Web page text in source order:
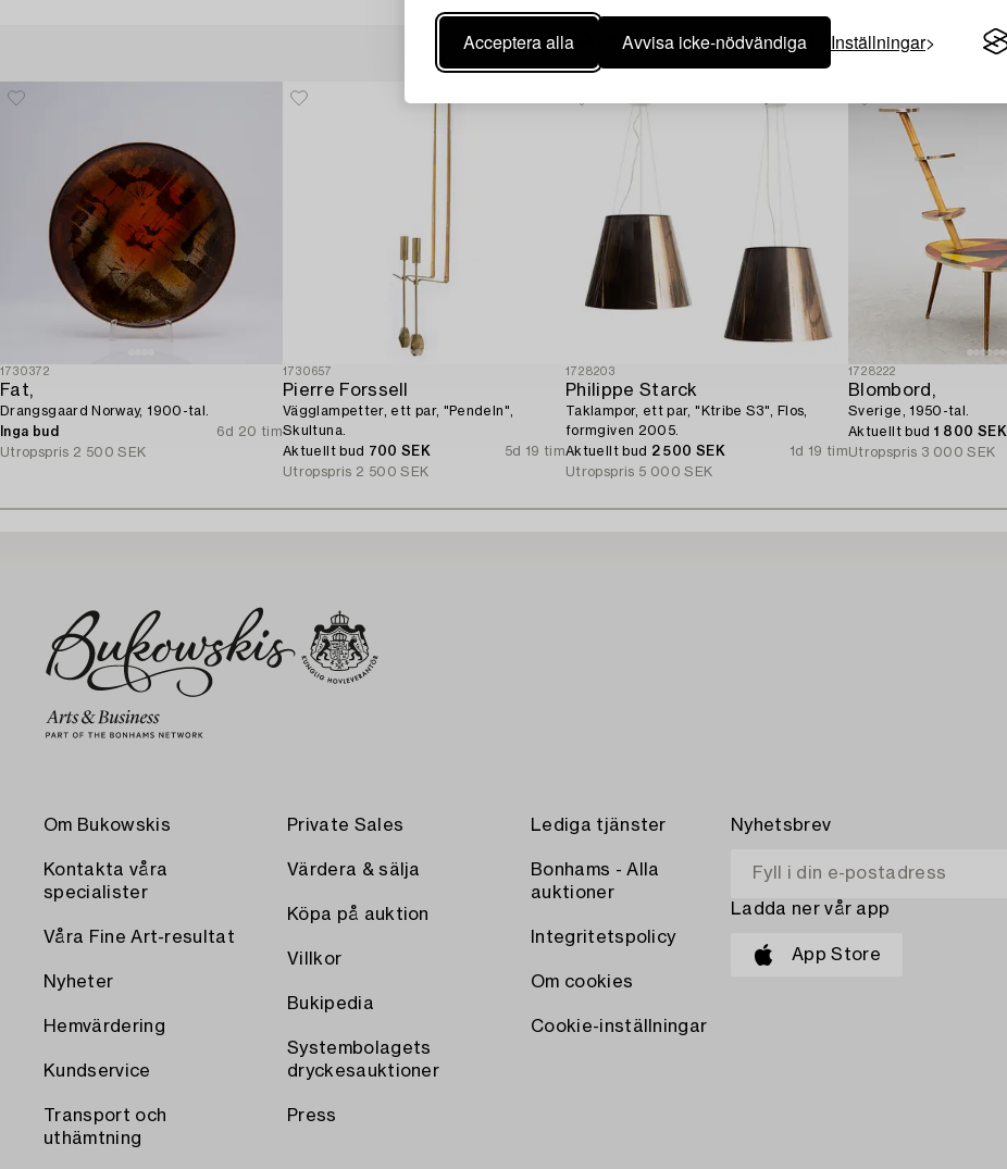
Acceptera alla Avvisa icke-nödvändiga Inställningar
Andra har även tittat på
1730372
Fat,
Drangsgaard Norway, 1900-tal.
Inga bud
6d 20 tim
Utropspris 2 500 SEK
1730657
Pierre Forssell
Vägglampetter, ett par, "Pendeln",
Skultuna.
Aktuellt bud 700 SEK
5d 19 tim
Utropspris 2 500 SEK
1728203
Philippe Starck
Taklampor, ett par, "Ktribe S3", Flos,
formgiven 2005.
Aktuellt bud 2 500 SEK
1d 19 tim
Utropspris 5 000 SEK
1728222
Blombord,
Sverige, 1950-tal.
Aktuellt bud 1 800 SEK
Utropspris 3 000 SEK
Om Bukowskis
Kontakta våra
specialister
Våra Fine Art-resultat
Nyheter
Hemvärdering
Kundservice
Transport och
uthämtning
Private Sales
Värdera & sälja
Köpa på auktion
Villkor
Bukipedia
Systembolagets
dryckesauktioner
Press
Lediga tjänster
Bonhams - Alla
auktioner
Integritetspolicy
Om cookies
Cookie-inställningar
Nyhetsbrev
Ladda ner vår app
App Store